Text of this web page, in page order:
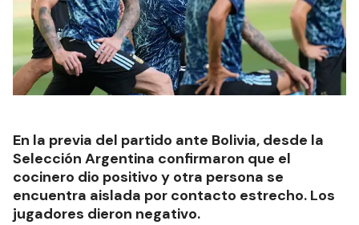
En la previa del partido ante Bolivia, desde la
Selección Argentina confirmaron que el
cocinero dio positivo y otra persona se
encuentra aislada por contacto estrecho. Los
jugadores dieron negativo.